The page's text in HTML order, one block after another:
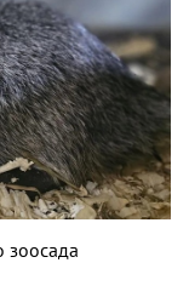
зоосада